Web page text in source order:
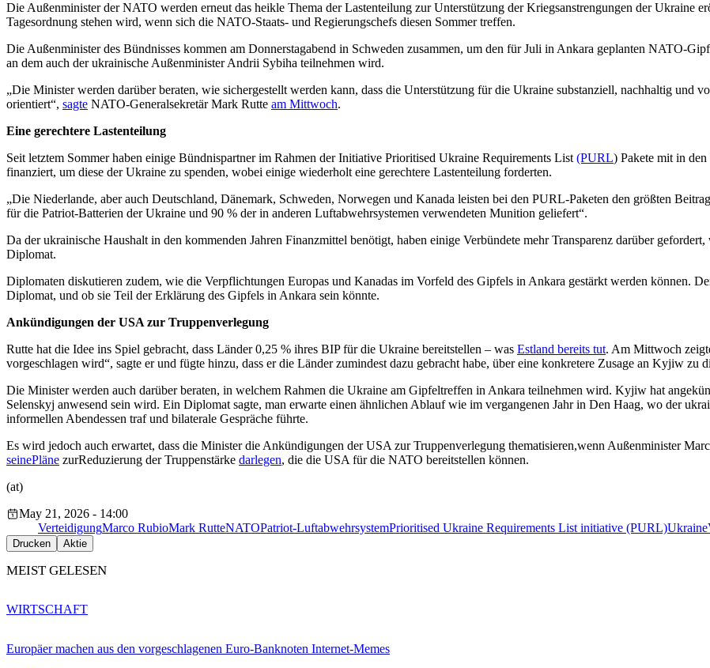
Die Außenminister derNATO werden erneut das heikle Thema der Lastenteilung zur Unterstützung der Kriegsanstrengungen der Ukraine
Tagesordnung stehen wird, wenn sich die NATO-Staats- und Regierungschefs diesen Sommer treffen.
Die Außenminister des Bündnisses kommen am Donnerstagabend in Schweden zusammen, um den für Juli in Ankara geplanten NATO-
an dem auch der ukrainische Außenminister Andrii Sybiha teilnehmen wird.
„Die Minister werden darüber beraten, wie sichergestellt werden kann, dass die Unterstützung für die Ukraine substanziell, nachhaltig und
orientiert“, sagte NATO-Generalsekretär Mark Rutte am Mittwoch.
Eine gerechtere Lastenteilung
Seit letztem Sommer haben einige Bündnispartner im Rahmen derInitiative Prioritised Ukraine Requirements List (PURL) Pakete mit in
finanziert, um diese der Ukraine zu spenden, wobei einige wiederholt eine gerechtere Lastenteilung forderten.
„Die Niederlande, aber auch Deutschland, Dänemark, Schweden, Norwegen und Kanada leisten bei den PURL-Paketen den größten
für die Patriot-Batterien der Ukraine und 90 % der in anderen Luftabwehrsystemen verwendeten Munition geliefert“.
Da der ukrainische Haushalt in den kommenden Jahren Finanzmittel benötigt, haben einige Verbündete mehr Transparenz darüber
Diplomat.
Diplomaten diskutieren zudem, wie die Verpflichtungen Europas und Kanadas im Vorfeld des Gipfels in Ankara gestärkt werden können.
Diplomat, und ob sie Teil der Erklärung des Gipfels in Ankara sein könnte.
Ankündigungen der USA zur Truppenverlegung
Rutte hat die Idee ins Spiel gebracht, dass Länder 0,25 % ihres BIP für die Ukraine bereitstellen – was Estland bereits tut. Am Mittwoch
vorgeschlagen wird“, sagte er und fügte hinzu, dass er die Länder zumindest dazu gebracht habe, über eine konkretere Zusage an Kyjiw zu
Die Minister werden auch darüber beraten, in welchem Rahmen die Ukraine am Gipfeltreffen in Ankara teilnehmen wird. Kyjiw hat
Selenskyj anwesend sein wird. Ein Diplomat sagte, man erwarte einen ähnlichen Ablauf wie im vergangenen Jahr in Den Haag, wo der
informellen Abendessen traf und bilaterale Gespräche führte.
Es wird jedoch auch erwartet, dass die Ministerdie Ankündigungen der USA zur Truppenverlegung thematisieren,wenn Außenminister
seinePläne zurReduzierung der Truppenstärke darlegen, die die USA für die NATO bereitstellen können.
(at)
May 21, 2026 - 14:00
VerteidigungMarco RubioMark RutteNATOPatriot-LuftabwehrsystemPrioritised Ukraine Requirements List initiative (PURL)Ukraine
Drucken Aktie
MEIST GELESEN
Europäer machen aus den vorgeschlagenen Euro-Banknoten Internet-Memes
WIRTSCHAFT